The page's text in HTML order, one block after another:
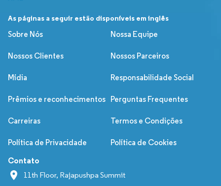
As páginas a seguir estão disponíveis em inglês
Sobre Nós
Nossa Equipe
Nossos Clientes Nossos Parceiros
Mídia Responsabilidade Social
Prêmios e reconhecimentos Perguntas Frequentes
Carreiras Termos e Condições
Política de Privacidade Política de Cookies
Contato
11th Floor, Rajapushpa Summit